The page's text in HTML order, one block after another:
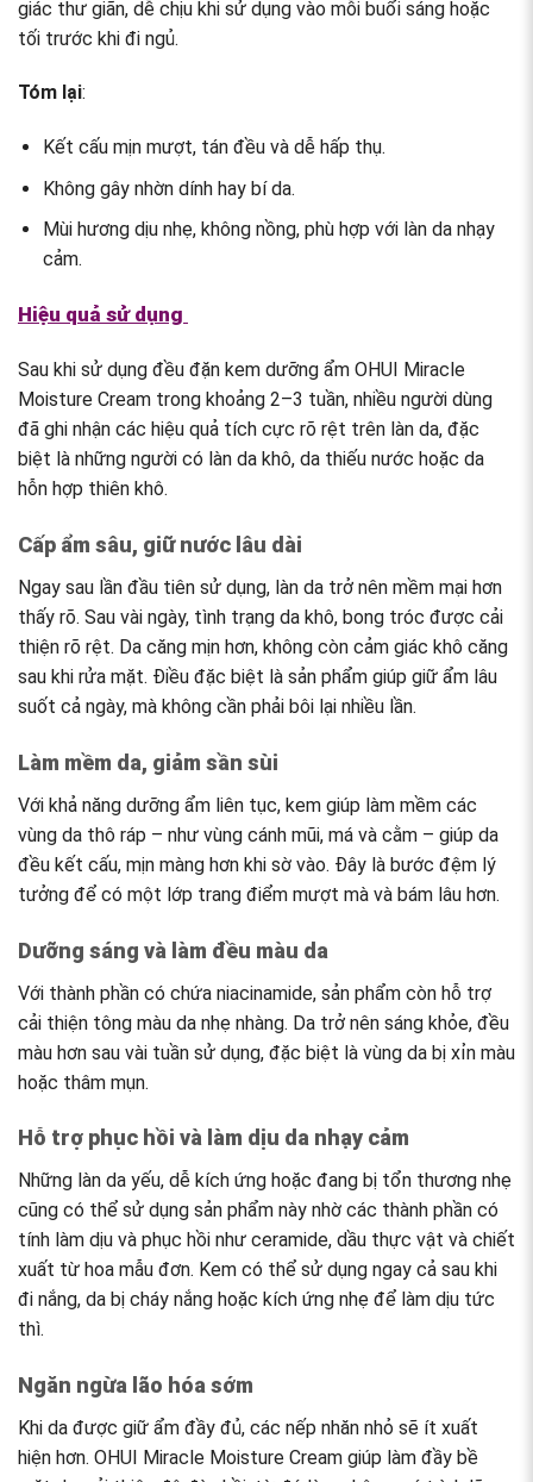
giác thư giãn, dễ chịu khi sử dụng vào mỗi buổi sáng hoặc
tối trước khi đi ngủ.
Tóm lại:
Kết cấu mịn mượt, tán đều và dễ hấp thụ.
Không gây nhờn dính hay bí da.
Mùi hương dịu nhẹ, không nồng, phù hợp với làn da nhạy
cảm.
Hiệu quả sử dụng
Sau khi sử dụng đều đặn kem dưỡng ẩm OHUI Miracle
Moisture Cream trong khoảng 2–3 tuần, nhiều người dùng
đã ghi nhận các hiệu quả tích cực rõ rệt trên làn da, đặc
biệt là những người có làn da khô, da thiếu nước hoặc da
hỗn hợp thiên khô.
Cấp ẩm sâu, giữ nước lâu dài
Ngay sau lần đầu tiên sử dụng, làn da trở nên mềm mại hơn
thấy rõ. Sau vài ngày, tình trạng da khô, bong tróc được cải
thiện rõ rệt. Da căng mịn hơn, không còn cảm giác khô căng
sau khi rửa mặt. Điều đặc biệt là sản phẩm giúp giữ ẩm lâu
suốt cả ngày, mà không cần phải bôi lại nhiều lần.
Làm mềm da, giảm sần sùi
Với khả năng dưỡng ẩm liên tục, kem giúp làm mềm các
vùng da thô ráp – như vùng cánh mũi, má và cằm – giúp da
đều kết cấu, mịn màng hơn khi sờ vào. Đây là bước đệm lý
tưởng để có một lớp trang điểm mượt mà và bám lâu hơn.
Dưỡng sáng và làm đều màu da
Với thành phần có chứa niacinamide, sản phẩm còn hỗ trợ
cải thiện tông màu da nhẹ nhàng. Da trở nên sáng khỏe, đều
màu hơn sau vài tuần sử dụng, đặc biệt là vùng da bị xỉn màu
hoặc thâm mụn.
Hỗ trợ phục hồi và làm dịu da nhạy cảm
Những làn da yếu, dễ kích ứng hoặc đang bị tổn thương nhẹ
cũng có thể sử dụng sản phẩm này nhờ các thành phần có
tính làm dịu và phục hồi như ceramide, dầu thực vật và chiết
xuất từ hoa mẫu đơn. Kem có thể sử dụng ngay cả sau khi
đi nắng, da bị cháy nắng hoặc kích ứng nhẹ để làm dịu tức
thì.
Ngăn ngừa lão hóa sớm
Khi da được giữ ẩm đầy đủ, các nếp nhăn nhỏ sẽ ít xuất
hiện hơn. OHUI Miracle Moisture Cream giúp làm đầy bề